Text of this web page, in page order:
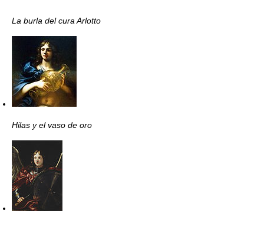
La burla del cura Arlotto
Hilas y el vaso de oro